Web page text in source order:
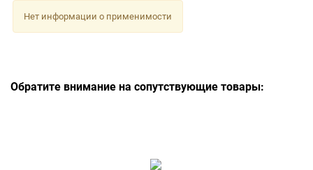
Нет информации о применимости
Обратите внимание на сопутствующие товары: